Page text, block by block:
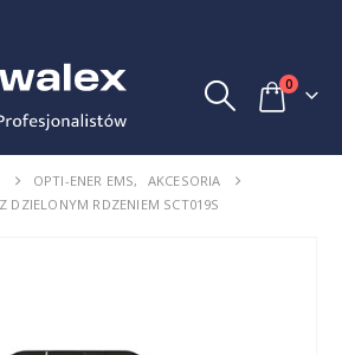
0
OPTI-ENER EMS,
AKCESORIA
DZIELONYM RDZENIEM SCT019S